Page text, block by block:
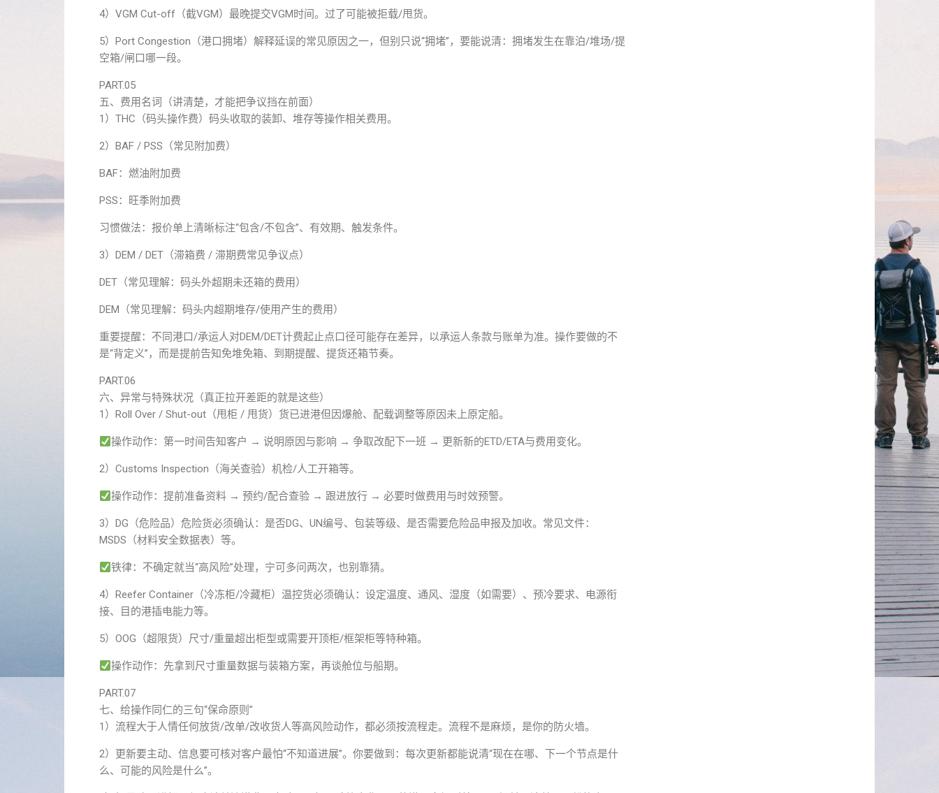
4）VGM Cut-off（截VGM）最晚提交VGM时间。过了可能被拒载/甩货。
5）Port Congestion（港口拥堵）解释延误的常见原因之一，但别只说“拥堵”，要能说清：拥堵发生在靠泊/堆场/提
空箱/闸口哪一段。
PART.05
五、费用名词（讲清楚，才能把争议挡在前面）
1）THC（码头操作费）码头收取的装卸、堆存等操作相关费用。
2）BAF / PSS（常见附加费）
BAF：燃油附加费
PSS：旺季附加费
习惯做法：报价单上清晰标注“包含/不包含”、有效期、触发条件。
3）DEM / DET（滞箱费 / 滞期费常见争议点）
DET（常见理解：码头外超期未还箱的费用）
DEM（常见理解：码头内超期堆存/使用产生的费用）
重要提醒：不同港口/承运人对DEM/DET计费起止点口径可能存在差异，以承运人条款与账单为准。操作要做的不
是“背定义”，而是提前告知免堆免箱、到期提醒、提货还箱节奏。
PART.06
六、异常与特殊状况（真正拉开差距的就是这些）
1）Roll Over / Shut-out（甩柜 / 甩货）货已进港但因爆舱、配载调整等原因未上原定船。
操作动作：第一时间告知客户 → 说明原因与影响 → 争取改配下一班 → 更新新的ETD/ETA与费用变化。
2）Customs Inspection（海关查验）机检/人工开箱等。
操作动作：提前准备资料 → 预约/配合查验 → 跟进放行 → 必要时做费用与时效预警。
3）DG（危险品）危险货必须确认：是否DG、UN编号、包装等级、是否需要危险品申报及加收。常见文件：
MSDS（材料安全数据表）等。
铁律：不确定就当“高风险”处理，宁可多问两次，也别靠猜。
4）Reefer Container（冷冻柜/冷藏柜）温控货必须确认：设定温度、通风、湿度（如需要）、预冷要求、电源衔
接、目的港插电能力等。
5）OOG（超限货）尺寸/重量超出柜型或需要开顶柜/框架柜等特种箱。
操作动作：先拿到尺寸重量数据与装箱方案，再谈舱位与船期。
PART.07
七、给操作同仁的三句“保命原则”
1）流程大于人情任何放货/改单/改收货人等高风险动作，都必须按流程走。流程不是麻烦，是你的防火墙。
2）更新要主动、信息要可核对客户最怕“不知道进展”。你要做到：每次更新都能说清“现在在哪、下一个节点是什
么、可能的风险是什么”。